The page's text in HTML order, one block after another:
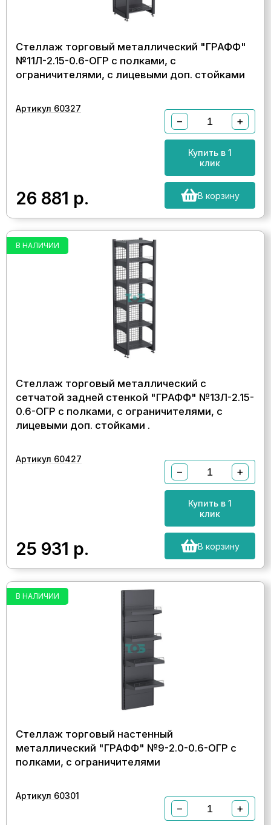
Стеллаж торговый металлический "ГРАФФ"
№11Л-2.15-0.6-ОГР с полками, с
ограничителями, с лицевыми доп. стойками
Артикул 60327
26 881 р.
− +
Купить в 1
клик
В корзину
В НАЛИЧИИ
Стеллаж торговый металлический с
сетчатой задней стенкой "ГРАФФ" №13Л-2.15-
0.6-ОГР с полками, с ограничителями, с
лицевыми доп. стойками .
Артикул 60427
25 931 р.
− +
Купить в 1
клик
В корзину
В НАЛИЧИИ
Стеллаж торговый настенный
металлический "ГРАФФ" №9-2.0-0.6-ОГР с
полками, с ограничителями
Артикул 60301
− +